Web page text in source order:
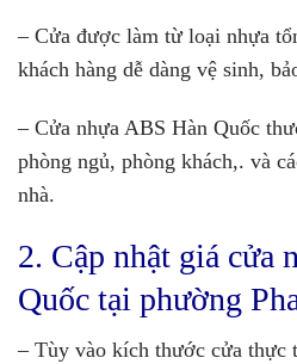
– Cửa được làm từ loại nhựa
khách hàng dễ dàng vệ sinh,
– Cửa nhựa ABS Hàn Quốc
phòng ngủ, phòng khách,. và
nhà.
2. Cập nhật giá cửa
Quốc tại phường
– Tùy vào kích thước cửa thực